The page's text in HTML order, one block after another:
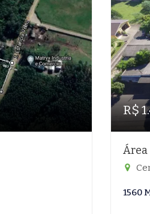
R$
Área
1560